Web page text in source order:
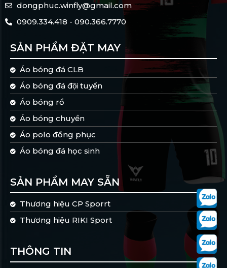
dongphuc.winfly@gmail.com
0909.334.418 - 090.366.7770
SẢN PHẨM ĐẶT MAY
Áo bóng đá CLB
Áo bóng đá đội tuyển
Áo bóng rổ
Áo bóng chuyền
Áo polo đồng phục
Áo bóng đá học sinh
SẢN PHẨM MAY SẴN
Thương hiệu CP Sporrt
Thương hiệu RIKI Sport
THÔNG TIN